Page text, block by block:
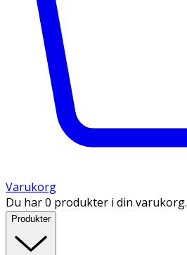
Varukorg
Du har 0 produkter i din varukorg.
Produkter